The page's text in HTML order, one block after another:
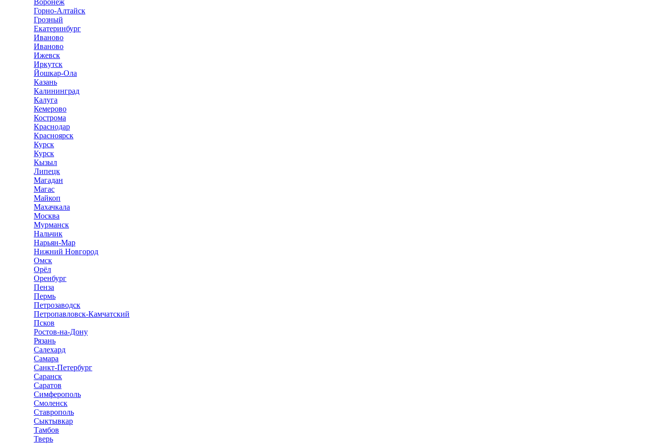
Воронеж
Горно-Алтайск
Грозный
Екатеринбург
Иваново
Иваново
Ижевск
Иркутск
Йошкар-Ола
Казань
Калининград
Калуга
Кемерово
Кострома
Краснодар
Красноярск
Курск
Курск
Кызыл
Липецк
Магадан
Магас
Майкоп
Махачкала
Москва
Мурманск
Нальчик
Нарьян-Мар
Нижний Новгород
Омск
Орёл
Оренбург
Пенза
Пермь
Петрозаводск
Петропавловск-Камчатский
Псков
Ростов-на-Дону
Рязань
Салехард
Самара
Санкт-Петербург
Саранск
Саратов
Симферополь
Смоленск
Ставрополь
Сыктывкар
Тамбов
Тверь